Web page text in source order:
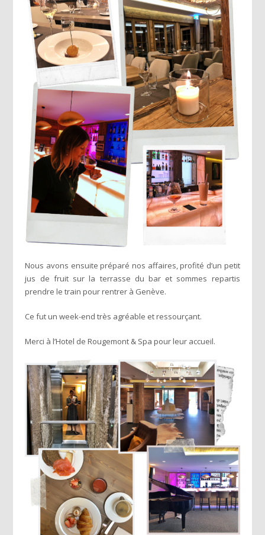
Nous avons ensuite préparé nos affaires, profité d’un petit
jus de fruit sur la terrasse du bar et sommes repartis
prendre le train pour rentrer à Genève.
Ce fut un week-end très agréable et ressourçant.
Merci à l’Hotel de Rougemont & Spa pour leur accueil.